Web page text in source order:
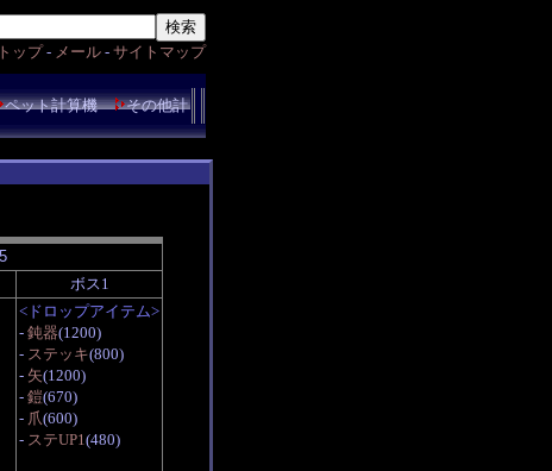
トップ- メール - サイトマップ
ペット計算機
その他計
ボス1
<ドロップアイテム>
- 鈍器(1200)
- ステッキ(800)
- 矢(1200)
- 鎧(670)
- 爪(600)
- ステUP1(480)